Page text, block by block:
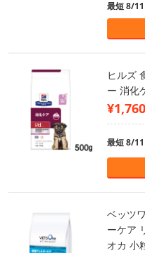
最短 8/11
ヒルズ
ー 消化
¥1,760
最短 8/11
ベッツ
ーケア
オカ 小